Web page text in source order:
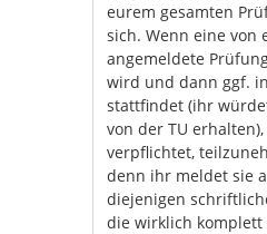
eurem gesamten
sich. Wenn eine von
angemeldete
wird und dann ggf.
stattfindet (ihr
von der TU
verpflichtet,
denn ihr meldet sie
diejenigen
die wirklich